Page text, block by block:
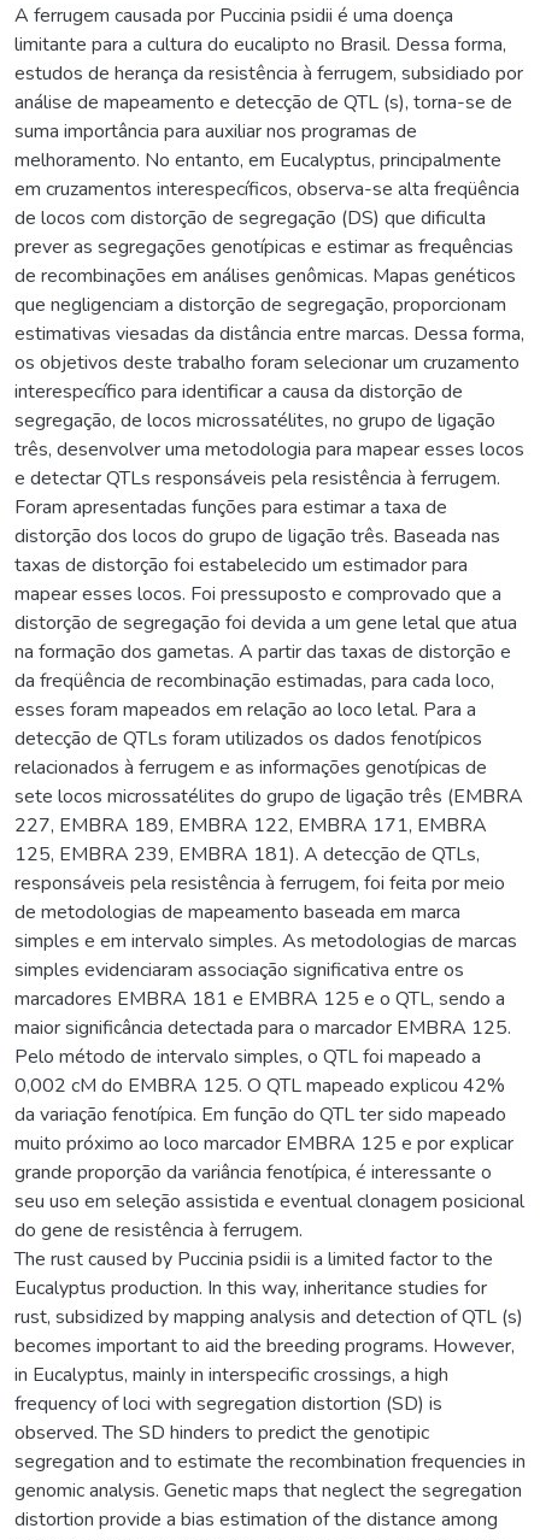
A ferrugem causada por Puccinia psidii é uma doença
limitante para a cultura do eucalipto no Brasil. Dessa forma,
estudos de herança da resistência à ferrugem, subsidiado por
análise de mapeamento e detecção de QTL (s), torna-se de
suma importância para auxiliar nos programas de
melhoramento. No entanto, em Eucalyptus, principalmente
em cruzamentos interespecíficos, observa-se alta freqüência
de locos com distorção de segregação (DS) que dificulta
prever as segregações genotípicas e estimar as frequências
de recombinações em análises genômicas. Mapas genéticos
que negligenciam a distorção de segregação, proporcionam
estimativas viesadas da distância entre marcas. Dessa forma,
os objetivos deste trabalho foram selecionar um cruzamento
interespecífico para identificar a causa da distorção de
segregação, de locos microssatélites, no grupo de ligação
três, desenvolver uma metodologia para mapear esses locos
e detectar QTLs responsáveis pela resistência à ferrugem.
Foram apresentadas funções para estimar a taxa de
distorção dos locos do grupo de ligação três. Baseada nas
taxas de distorção foi estabelecido um estimador para
mapear esses locos. Foi pressuposto e comprovado que a
distorção de segregação foi devida a um gene letal que atua
na formação dos gametas. A partir das taxas de distorção e
da freqüência de recombinação estimadas, para cada loco,
esses foram mapeados em relação ao loco letal. Para a
detecção de QTLs foram utilizados os dados fenotípicos
relacionados à ferrugem e as informações genotípicas de
sete locos microssatélites do grupo de ligação três (EMBRA
227, EMBRA 189, EMBRA 122, EMBRA 171, EMBRA
125, EMBRA 239, EMBRA 181). A detecção de QTLs,
responsáveis pela resistência à ferrugem, foi feita por meio
de metodologias de mapeamento baseada em marca
simples e em intervalo simples. As metodologias de marcas
simples evidenciaram associação significativa entre os
marcadores EMBRA 181 e EMBRA 125 e o QTL, sendo a
maior significância detectada para o marcador EMBRA 125.
Pelo método de intervalo simples, o QTL foi mapeado a
0,002 cM do EMBRA 125. O QTL mapeado explicou 42%
da variação fenotípica. Em função do QTL ter sido mapeado
muito próximo ao loco marcador EMBRA 125 e por explicar
grande proporção da variância fenotípica, é interessante o
seu uso em seleção assistida e eventual clonagem posicional
do gene de resistência à ferrugem.
The rust caused by Puccinia psidii is a limited factor to the
Eucalyptus production. In this way, inheritance studies for
rust, subsidized by mapping analysis and detection of QTL (s)
becomes important to aid the breeding programs. However,
in Eucalyptus, mainly in interspecific crossings, a high
frequency of loci with segregation distortion (SD) is
observed. The SD hinders to predict the genotipic
segregation and to estimate the recombination frequencies in
genomic analysis. Genetic maps that neglect the segregation
distortion provide a bias estimation of the distance among